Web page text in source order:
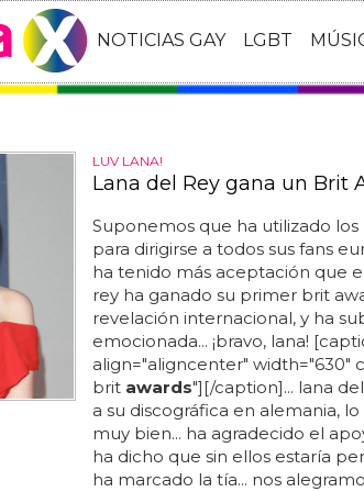
NOTICIAS GAY LGBT
LUV LANA!
Lana del Rey gana un Brit
Suponemos que ha utilizado los
para dirigirse a todos sus fans
ha tenido más aceptación que
rey ha ganado su primer brit
revelación internacional, y ha
emocionada... ¡bravo, lana!
align="aligncenter" width="630"
brit awards"][/caption]... lana
a su discográfica en alemania,
muy bien... ha agradecido el
ha dicho que sin ellos estaría
ha marcado la tía... nos